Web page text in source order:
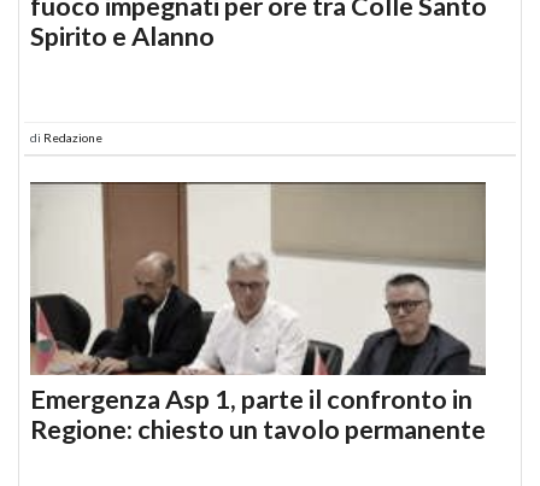
Spirito e Alanno
di Redazione
Emergenza Asp 1, parte il confronto in
Regione: chiesto un tavolo permanente